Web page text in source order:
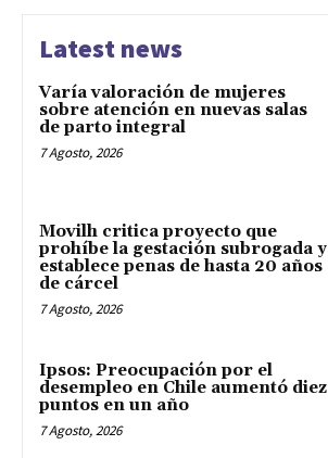
Latest news
Varía valoración de mujeres
sobre atención en nuevas salas
de parto integral
7 Agosto, 2026
Movilh critica proyecto que
prohíbe la gestación subrogada y
establece penas de hasta 20 años
de cárcel
7 Agosto, 2026
Ipsos: Preocupación por el
desempleo en Chile aumentó diez
puntos en un año
7 Agosto, 2026